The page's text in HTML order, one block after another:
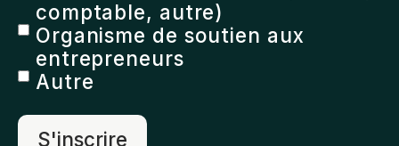
comptable, autre)
Organisme de soutien aux
entrepreneurs
Autre